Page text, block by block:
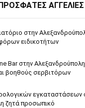
ΑΓΓΕΛΙΕΣ
στην
ειδικοτήτων
Bar στην
βοηθούς σερβιτόρων
εγκαταστάσεων
ζητά προσωπικό